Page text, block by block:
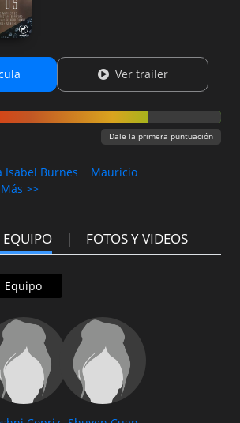
Ver trailer
Dale la primera puntuación
Isabel Burnes
Mauricio
>>
EQUIPO FOTOS Y VIDEOS
Equipo